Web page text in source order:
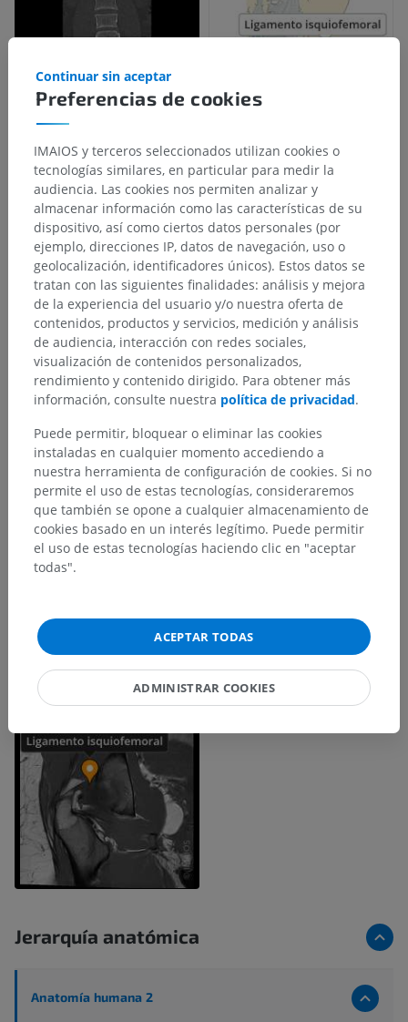
Jerarquía anatómica
Anatomía humana 2
Preferencias de cookies
Continuar sin aceptar
IMAIOS y terceros seleccionados utilizan cookies o
tecnologías similares, en particular para medir la
audiencia. Las cookies nos permiten analizar y
almacenar información como las características de su
dispositivo, así como ciertos datos personales (por
ejemplo, direcciones IP, datos de navegación, uso o
geolocalización, identificadores únicos). Estos datos se
tratan con las siguientes finalidades: análisis y mejora
de la experiencia del usuario y/o nuestra oferta de
contenidos, productos y servicios, medición y análisis
de audiencia, interacción con redes sociales,
visualización de contenidos personalizados,
rendimiento y contenido dirigido. Para obtener más
información, consulte nuestra política de privacidad.
Puede permitir, bloquear o eliminar las cookies
instaladas en cualquier momento accediendo a
nuestra herramienta de configuración de cookies. Si no
permite el uso de estas tecnologías, consideraremos
que también se opone a cualquier almacenamiento de
cookies basado en un interés legítimo. Puede permitir
el uso de estas tecnologías haciendo clic en "aceptar
todas".
ACEPTAR TODAS
ADMINISTRAR COOKIES